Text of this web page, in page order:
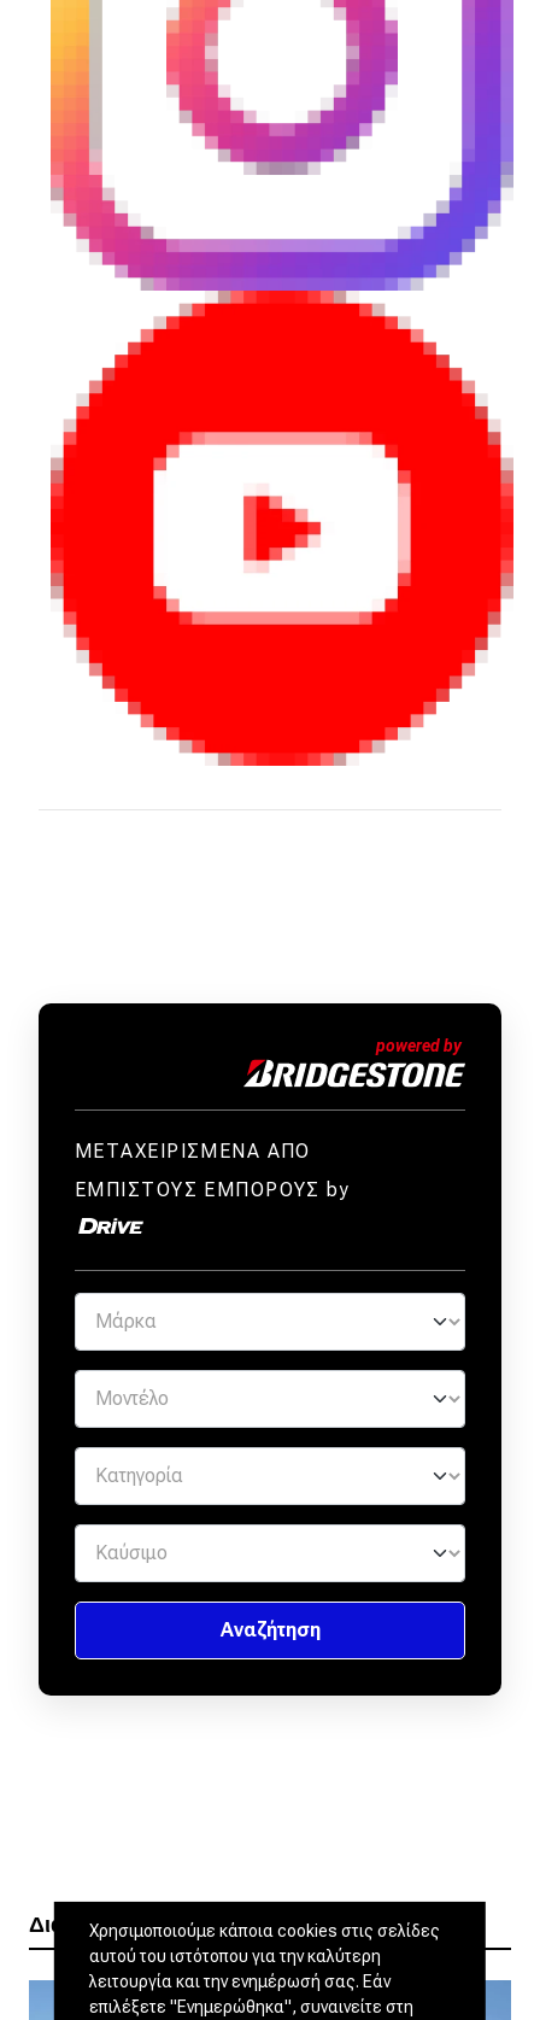
ΜΕΤΑΧΕΙΡΙΣΜΕΝΑ ΑΠΟ
ΕΜΠΙΣΤΟΥΣ ΕΜΠΟΡΟΥΣ by
Διαβάστε ακόμα
Χρησιμοποιούμε κάποια cookies στις σελίδες
αυτού του ιστότοπου για την καλύτερη
λειτουργία και την ενημέρωσή σας. Εάν
επιλέξετε "Ενημερώθηκα", συναινείτε στη